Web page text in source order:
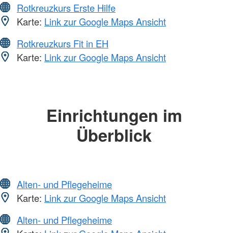
Rotkreuzkurs Erste Hilfe
Karte: Link zur Google Maps Ansicht
Rotkreuzkurs Fit in EH
Karte: Link zur Google Maps Ansicht
Einrichtungen im
Überblick
Alten- und Pflegeheime
Karte: Link zur Google Maps Ansicht
Alten- und Pflegeheime